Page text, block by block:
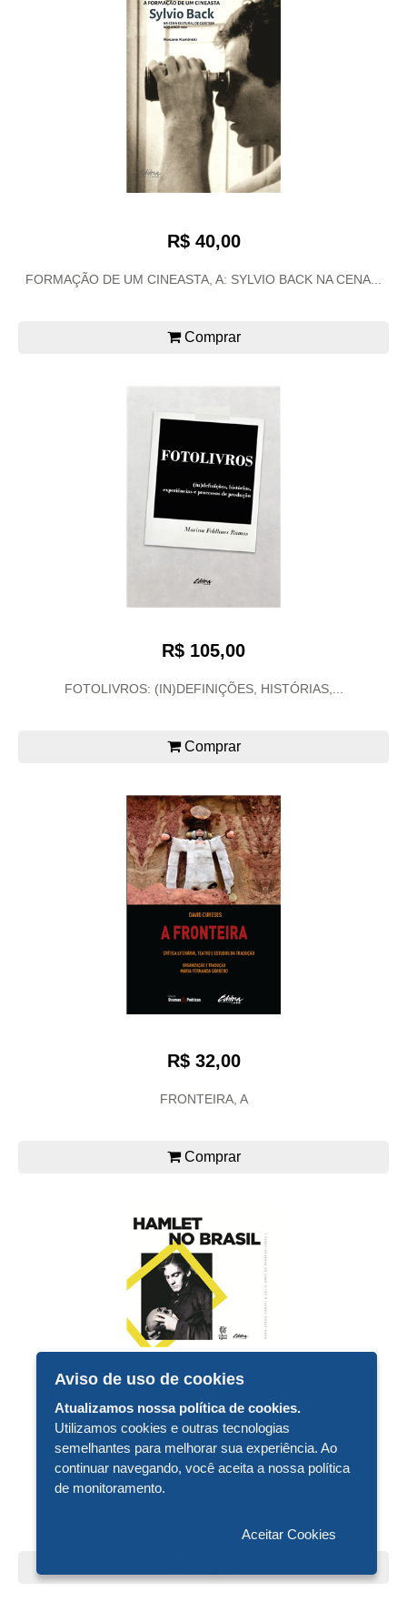
R$ 40,00
FORMAÇÃO DE UM CINEASTA, A: SYLVIO BACK NA CENA...
Comprar
R$ 105,00
FOTOLIVROS: (IN)DEFINIÇÕES, HISTÓRIAS,...
Comprar
R$ 32,00
FRONTEIRA, A
Comprar
R$ 90,00
Aviso de uso de cookies
Atualizamos nossa política de cookies.
Utilizamos cookies e outras tecnologias
semelhantes para melhorar sua experiência. Ao
continuar navegando, você aceita a nossa política
de monitoramento.
Aceitar Cookies